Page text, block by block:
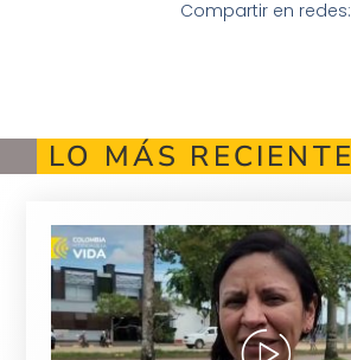
Compartir en redes:
LO MÁS RECIENTE